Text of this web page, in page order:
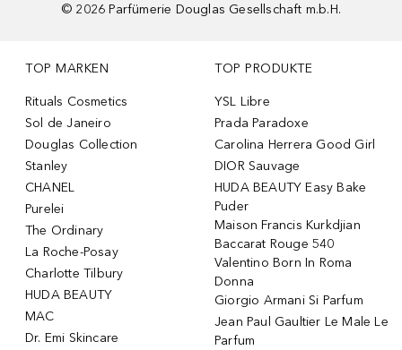
© 2026 Parfümerie Douglas Gesellschaft m.b.H.
TOP MARKEN
Rituals Cosmetics
Sol de Janeiro
Douglas Collection
Stanley
CHANEL
Purelei
The Ordinary
La Roche-Posay
Charlotte Tilbury
HUDA BEAUTY
MAC
Dr. Emi Skincare
TOP PRODUKTE
YSL Libre
Prada Paradoxe
Carolina Herrera Good Girl
DIOR Sauvage
HUDA BEAUTY Easy Bake
Puder
Maison Francis Kurkdjian
Baccarat Rouge 540
Valentino Born In Roma
Donna
Giorgio Armani Si Parfum
Jean Paul Gaultier Le Male Le
Parfum